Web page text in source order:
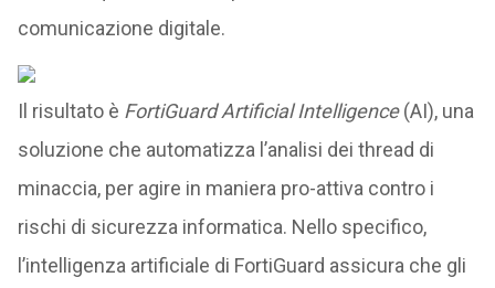
comunicazione digitale.
Il risultato è FortiGuard Artificial Intelligence(AI), una
soluzione che automatizza l’analisi dei thread di
minaccia, per agire in maniera pro-attiva contro i
rischi di sicurezza informatica. Nello specifico,
l’intelligenza artificiale di FortiGuard assicura che gli